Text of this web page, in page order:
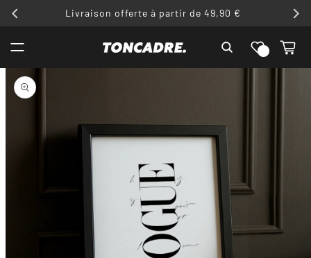
Livraison offerte à partir de 49,90 €
Liste de
souhaits
Panier
PASSER AUX
INFORMATIONS
PRODUITS